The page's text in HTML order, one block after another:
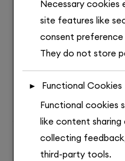
Zwei Schlafzimmer
Ausstattung
Das Apartment verfügt
cookies do not require
We also use third-
usage, remember
relevant content and
activated with your
that turning off some
browsing experience.
Necessary cookies
site features like
consent
They do not store
►
Functional Cookies
Functional cookies
like content sharing
collecting
third-party tools.